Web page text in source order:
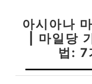
아시아나
| 마일당
법: 7